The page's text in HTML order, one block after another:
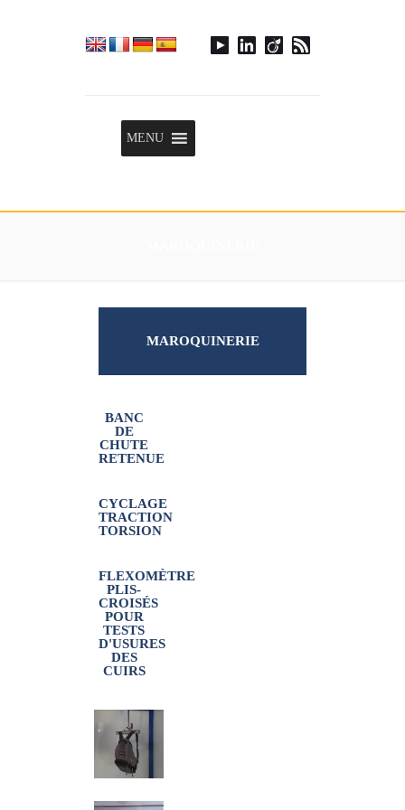
MENU
MAROQUINERIE
BANC
DE
CHUTE
RETENUE
CYCLAGE
TRACTION
TORSION
FLEXOMÈTRE
PLIS-
CROISÉS
POUR
TESTS
D'USURES
DES
CUIRS